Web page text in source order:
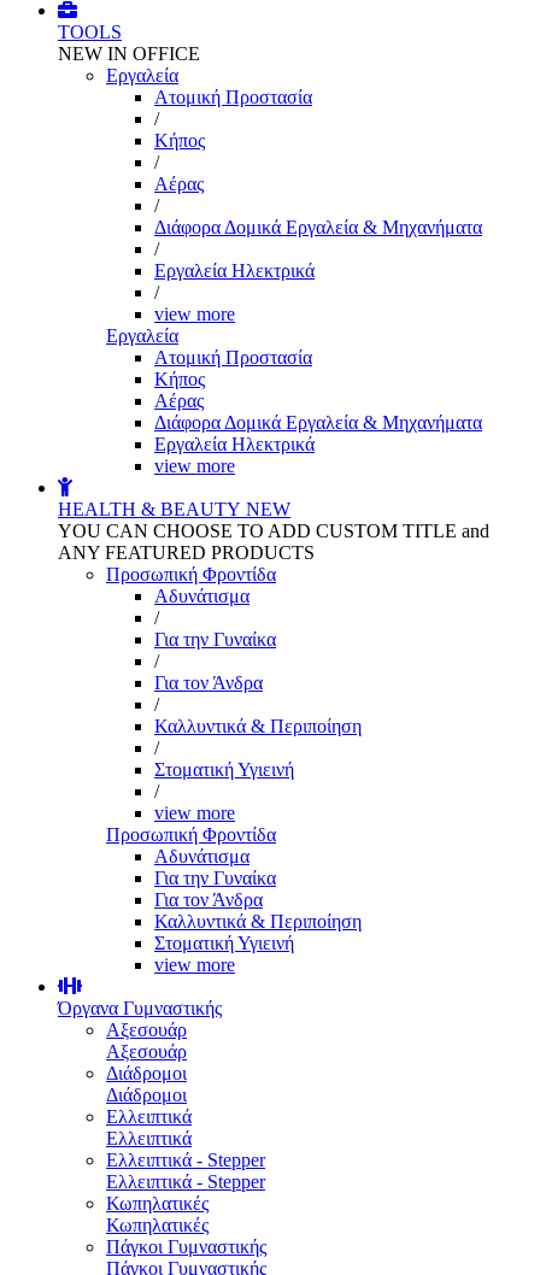
TOOLS
NEW IN OFFICE
Εργαλεία
Aτομική Προστασία
/
Kήπος
/
Αέρας
/
Διάφορα Δομικά Εργαλεία & Μηχανήματα
/
Εργαλεία Ηλεκτρικά
/
view more
Εργαλεία
Aτομική Προστασία
Kήπος
Αέρας
Διάφορα Δομικά Εργαλεία & Μηχανήματα
Εργαλεία Ηλεκτρικά
view more
HEALTH & BEAUTY NEW
YOU CAN CHOOSE TO ADD CUSTOM TITLE and
ANY FEATURED PRODUCTS
Προσωπική Φροντίδα
Αδυνάτισμα
/
Για την Γυναίκα
/
Για τον Άνδρα
/
Καλλυντικά & Περιποίηση
/
Στοματική Υγιεινή
/
view more
Προσωπική Φροντίδα
Αδυνάτισμα
Για την Γυναίκα
Για τον Άνδρα
Καλλυντικά & Περιποίηση
Στοματική Υγιεινή
view more
Όργανα Γυμναστικής
Αξεσουάρ
Αξεσουάρ
Διάδρομοι
Διάδρομοι
Ελλειπτικά
Ελλειπτικά
Ελλειπτικά - Stepper
Ελλειπτικά - Stepper
Κωπηλατικές
Κωπηλατικές
Πάγκοι Γυμναστικής
Πάγκοι Γυμναστικής